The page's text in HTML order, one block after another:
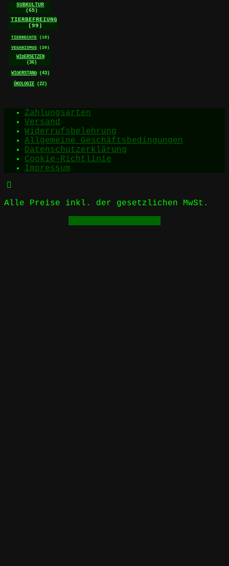
SUBKULTUR
(65)
TIERBEFREIUNG
(99)
TIERRECHTE (19)
VEGANISMUS (20)
WIDERSETZEN
(36)
WIDERSTAND (43)
ÖKOLOGIE (22)
Zahlungsarten
Versand
Widerrufsbelehrung
Allgemeine Geschäftsbedingungen
Datenschutzerklärung
Cookie-Richtlinie
Impressum
Alle Preise inkl. der gesetzlichen MwSt.